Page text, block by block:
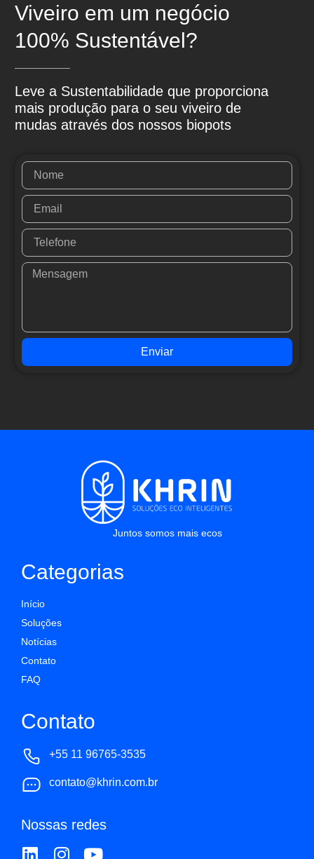
Viveiro em um negócio
100% Sustentável?
Leve a Sustentabilidade que proporciona
mais produção para o seu viveiro de
mudas através dos nossos biopots
Enviar
Juntos somos mais ecos
Categorias
Início
Soluções
Notícias
Contato
FAQ
Contato
+55 11 96765-3535
contato@khrin.com.br
Nossas redes